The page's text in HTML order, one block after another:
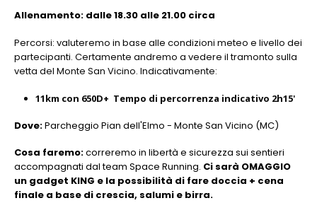
Allenamento: dalle 18.30 alle 21.00 circa
Percorsi: valuteremo in base alle condizioni meteo e livello dei
partecipanti. Certamente andremo a vedere il tramonto sulla
vetta del Monte San Vicino. Indicativamente:
11km con 650D+ Tempo di percorrenza indicativo 2h15'
Dove:Parcheggio Pian dell'Elmo - Monte San Vicino (MC)
Cosa faremo:correremo in libertà e sicurezza sui sentieri
accompagnati dal team Space Running. Ci sarà OMAGGIO
un gadget KING e la possibilità di fare doccia + cena
finale a base di crescia, salumi e birra.